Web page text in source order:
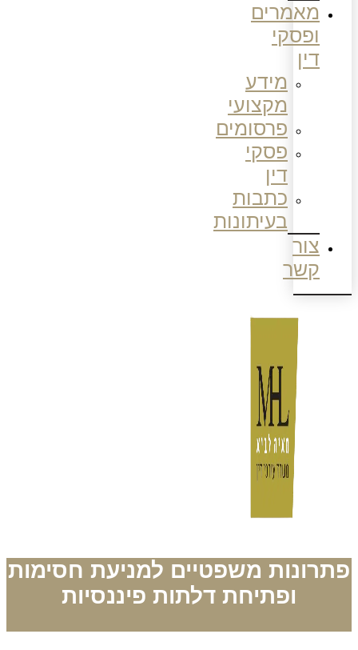
מאמרים
ופסקי
דין
מידע
מקצועי
פרסומים
פסקי
דין
כתבות
בעיתונות
צור
קשר
משפטיים למניעת חסימות
ופתיחת דלתות פיננסיות